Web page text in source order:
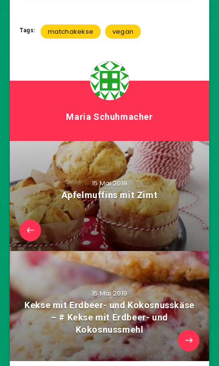
Tags: matchakekse vegan
Maria Schuhmacher
15 Mai 2019
Apfelmuffins mit Zimt
15 Mai 2019
Kekse mit Erdbeer- und Kokosnusskäse
– # Kekse mit Erdbeer- und
Kokosnussmehl